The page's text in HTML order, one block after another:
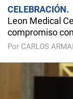
CELEBRACIÓN
Leon Medical
compromiso
Por CARLOS